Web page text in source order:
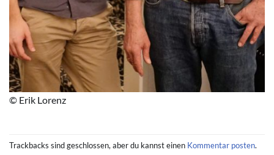
© Erik Lorenz
Trackbacks sind geschlossen, aber du kannst einen Kommentar posten.